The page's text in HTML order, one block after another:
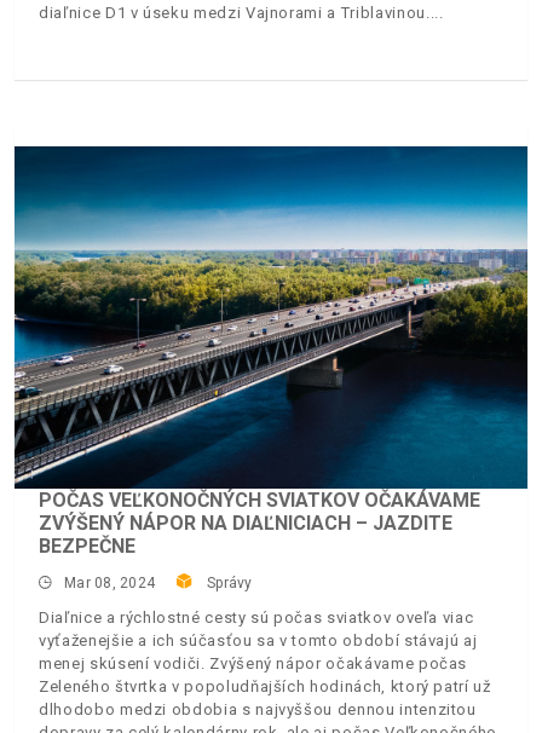
diaľnice D1 v úseku medzi Vajnorami a Triblavinou.
POČAS VEĽKONOČNÝCH SVIATKOV OČAKÁVAME
ZVÝŠENÝ NÁPOR NA DIAĽNICIACH – JAZDITE
BEZPEČNE
Mar 08, 2024 Správy
Diaľnice a rýchlostné cesty sú počas sviatkov oveľa viac
vyťaženejšie a ich súčasťou sa v tomto období stávajú aj
menej skúsení vodiči. Zvýšený nápor očakávame počas
Zeleného štvrtka v popoludňajších hodinách, ktorý patrí už
dlhodobo medzi obdobia s najvyššou dennou intenzitou